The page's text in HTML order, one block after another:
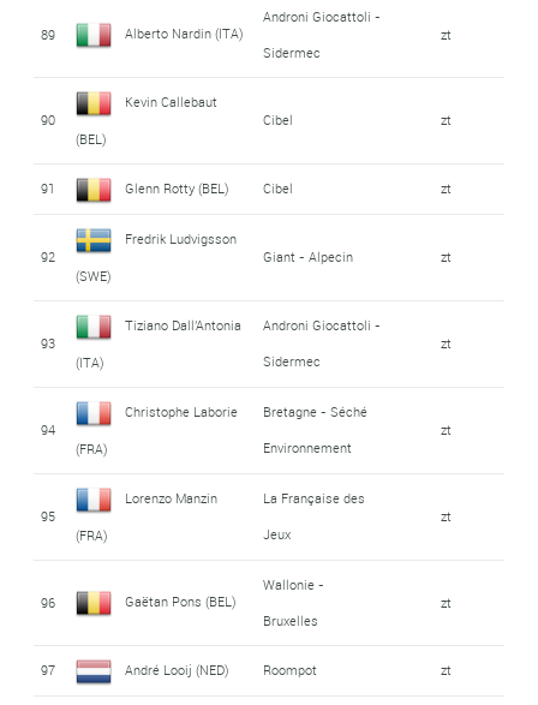
89 Alberto Nardin (ITA)
Androni Giocattoli -
Sidermec
zt
90
Kevin Callebaut
(BEL)
Cibel zt
91 Glenn Rotty (BEL) Cibel zt
92
Fredrik Ludvigsson
(SWE)
Giant - Alpecin zt
93
Tiziano Dall'Antonia
(ITA)
Androni Giocattoli -
Sidermec
zt
94
Christophe Laborie
(FRA)
Bretagne - Séché
Environnement
zt
95
Lorenzo Manzin
(FRA)
La Française des
Jeux
zt
96 Gaëtan Pons (BEL)
Wallonie -
Bruxelles
zt
97 André Looij (NED) Roompot zt